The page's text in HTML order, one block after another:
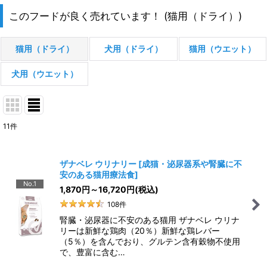
このフードが良く売れています！ (猫用（ドライ） )
猫用（ドライ） 犬用（ドライ） 猫用（ウエット）
犬用（ウエット）
11件
No.1
ザナベレ ウリナリー [成猫・泌尿器系や腎臓に不
安のある猫用療法食]
1,870円 ～16,720円(税込)
108件
腎臓・泌尿器に不安のある猫用 ザナベレ ウリナ
リーは新鮮な鶏肉（20％）新鮮な鶏レバー
（5％）を含んでおり、グルテン含有穀物不使用
で、豊富に含む…